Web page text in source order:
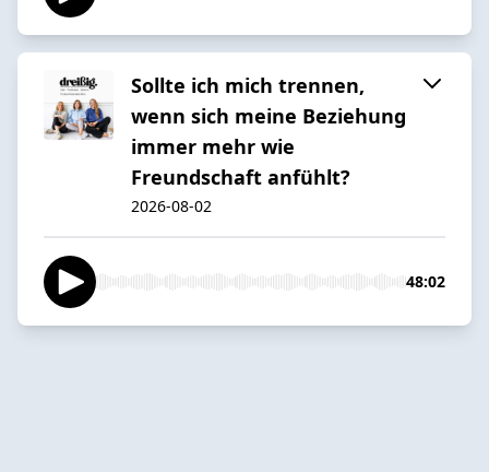
Sollte ich mich trennen,
wenn sich meine Beziehung
immer mehr wie
Freundschaft anfühlt?
2026-08-02
48:02